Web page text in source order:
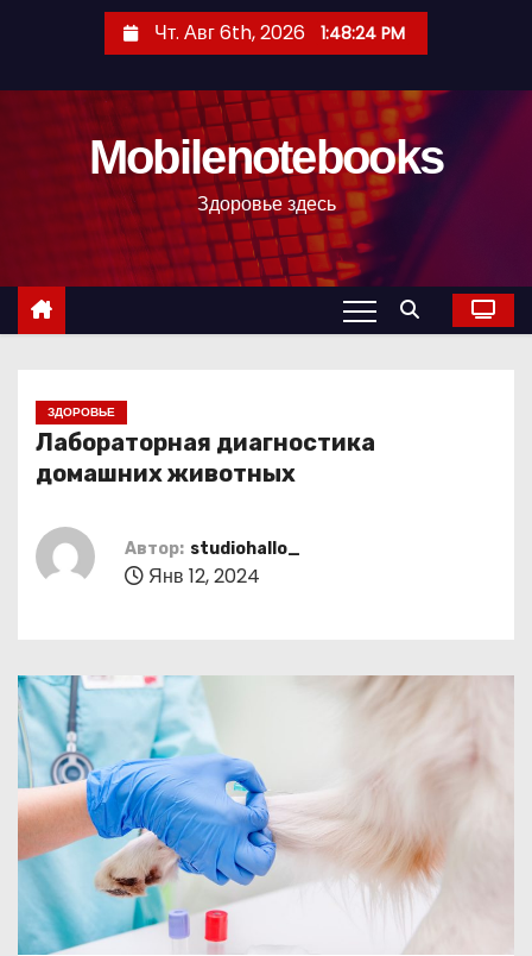
с
Чт. Авг 6th, 2026 1:48:25 PM
Mobilenotebooks
Здоровье здесь
ЗДОРОВЬЕ
Лабораторная диагностика
домашних животных
Автор: studiohallo_
Янв 12, 2024